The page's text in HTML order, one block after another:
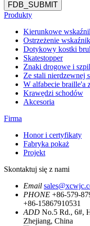
FDB_SUBMIT
Produkty
Kierunkowe
Ostrzeżenie
Dotykowy kostki
Skatestopper
Znaki drogowe i
Ze stali nierdzewnej
W alfabecie braille'a
Krawędzi schodów
Akcesoria
Firma
Honor i certyfikaty
Fabryka pokaż
Projekt
Skontaktuj się z nami
Email
PHONE +86-579-
+86-15867910531
ADD No.5 Rd., 6#,
Zhejiang, China